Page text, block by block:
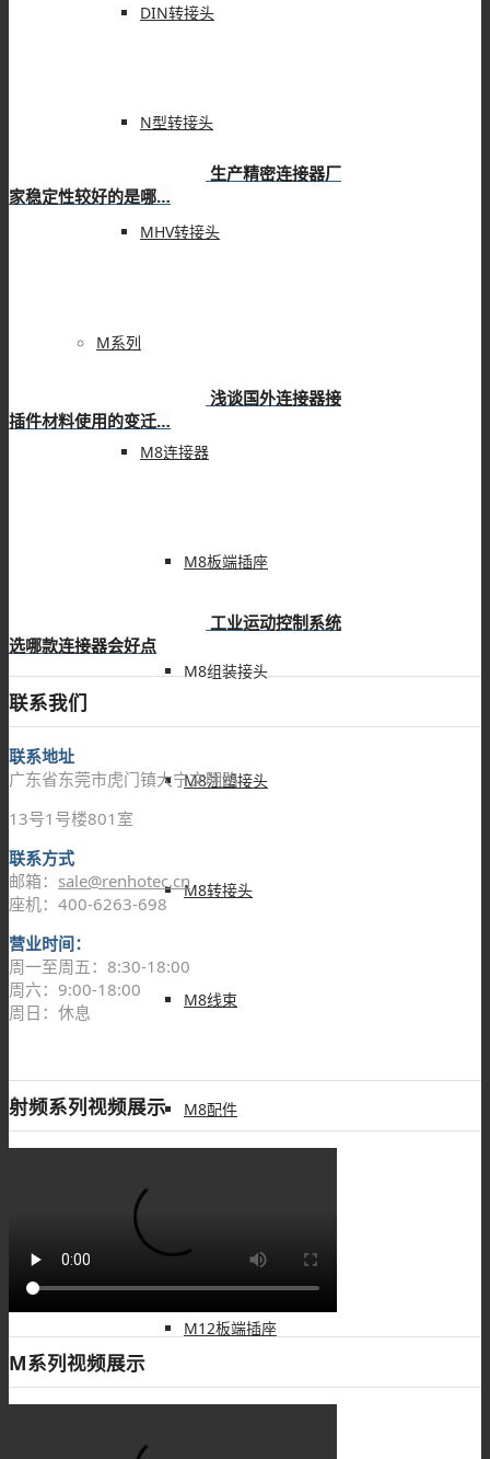
DIN转接头
N型转接头
MHV转接头
M系列
M8连接器
M8板端插座
M8组装接头
M8注塑接头
M8转接头
M8线束
M8配件
M12板端插座
生产精密连接器厂
家稳定性较好的是哪…
浅谈国外连接器接
插件材料使用的变迁…
工业运动控制系统
选哪款连接器会好点
联系我们
联系地址
广东省东莞市虎门镇大宁文明路
13号1号楼801室
联系方式
邮箱： sale@renhotec.cn
座机：400-6263-698
营业时间：
周一至周五：8:30-18:00
周六：9:00-18:00
周日：休息
射频系列视频展示
M系列视频展示